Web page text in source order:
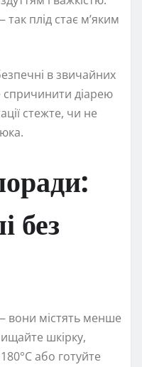
плід стає м’яким
в звичайних
спричинити діарею
стежте, чи не
без
вони містять менше
шкірку,
або готуйте